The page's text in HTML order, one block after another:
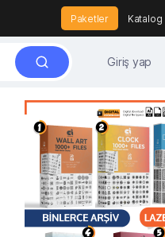
Paketler Katalog
Giriş yap